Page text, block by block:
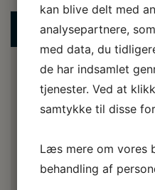
KONTAKT OS
kan blive delt med
analysepartnere,
med data, du
de har indsamlet
tjenester. Ved at
samtykke til disse
Læs mere om vores
behandling af